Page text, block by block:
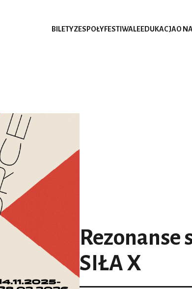
BILETYZESPOŁYFESTIWALEEDUKACJAO
Rezonanse
SIŁA X